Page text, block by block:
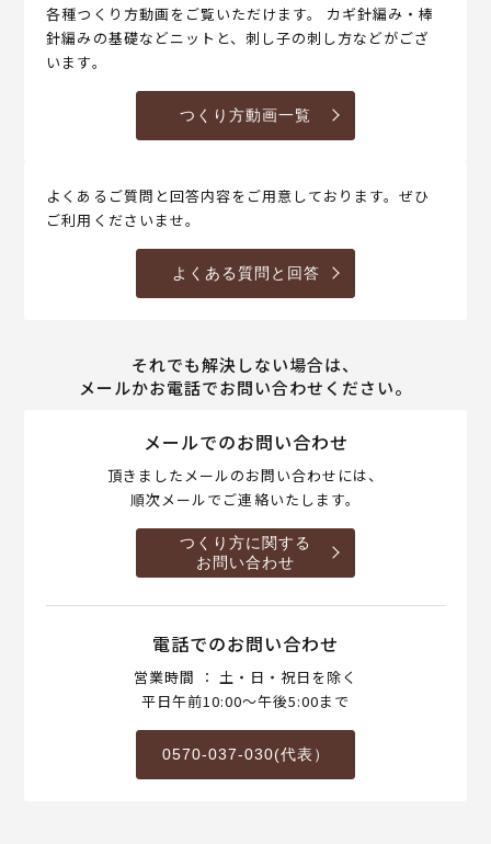
各種つくり方動画をご覧いただけます。 カギ針編み・棒
針編みの基礎などニットと、刺し子の刺し方などがござ
います。
つくり方動画一覧
よくあるご質問と回答内容をご用意しております。ぜひ
ご利用くださいませ。
よくある質問と回答
それでも解決しない場合は、
メールかお電話でお問い合わせください。
メールでのお問い合わせ
頂きましたメールのお問い合わせには、
順次メールでご連絡いたします。
つくり方に関する
お問い合わせ
電話でのお問い合わせ
営業時間 ： 土・日・祝日を除く
平日午前10:00～午後5:00まで
0570-037-030(代表）